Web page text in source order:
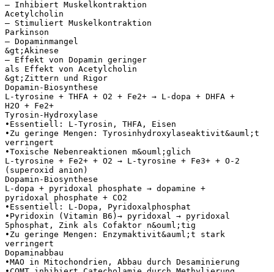
– Inhibiert Muskelkontraktion
Acetylcholin
– Stimuliert Muskelkontraktion
Parkinson
– Dopaminmangel
&gt;Akinese
– Effekt von Dopamin geringer
als Effekt von Acetylcholin
&gt;Zittern und Rigor
Dopamin-Biosynthese
L-tyrosine + THFA + O2 + Fe2+ → L-dopa + DHFA +
H2O + Fe2+
Tyrosin-Hydroxylase
•Essentiell: L-Tyrosin, THFA, Eisen
•Zu geringe Mengen: Tyrosinhydroxylaseaktivit&auml;t
verringert
•Toxische Nebenreaktionen m&ouml;glich
L-tyrosine + Fe2+ + O2 → L-tyrosine + Fe3+ + O-2
(superoxid anion)
Dopamin-Biosynthese
L-dopa + pyridoxal phosphate → dopamine +
pyridoxal phosphate + CO2
•Essentiell: L-Dopa, Pyridoxalphosphat
•Pyridoxin (Vitamin B6)→ pyridoxal → pyridoxal
5phosphat, Zink als Cofaktor n&ouml;tig
•Zu geringe Mengen: Enzymaktivit&auml;t stark
verringert
Dopaminabbau
•MAO in Mitochondrien, Abbau durch Desaminierung